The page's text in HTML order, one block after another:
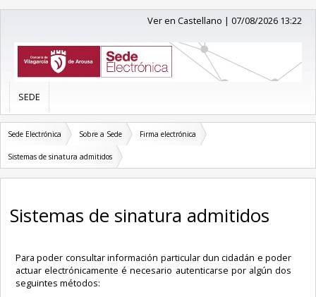
Ver en Castellano |07/08/2026 13:22
SEDE
Sede Electrónica Sobre a Sede Firma electrónica
Sistemas de sinatura admitidos
Sistemas de sinatura admitidos
Para poder consultar información particular dun cidadán e poder
actuar electrónicamente é necesario autenticarse por algún dos
seguintes métodos: